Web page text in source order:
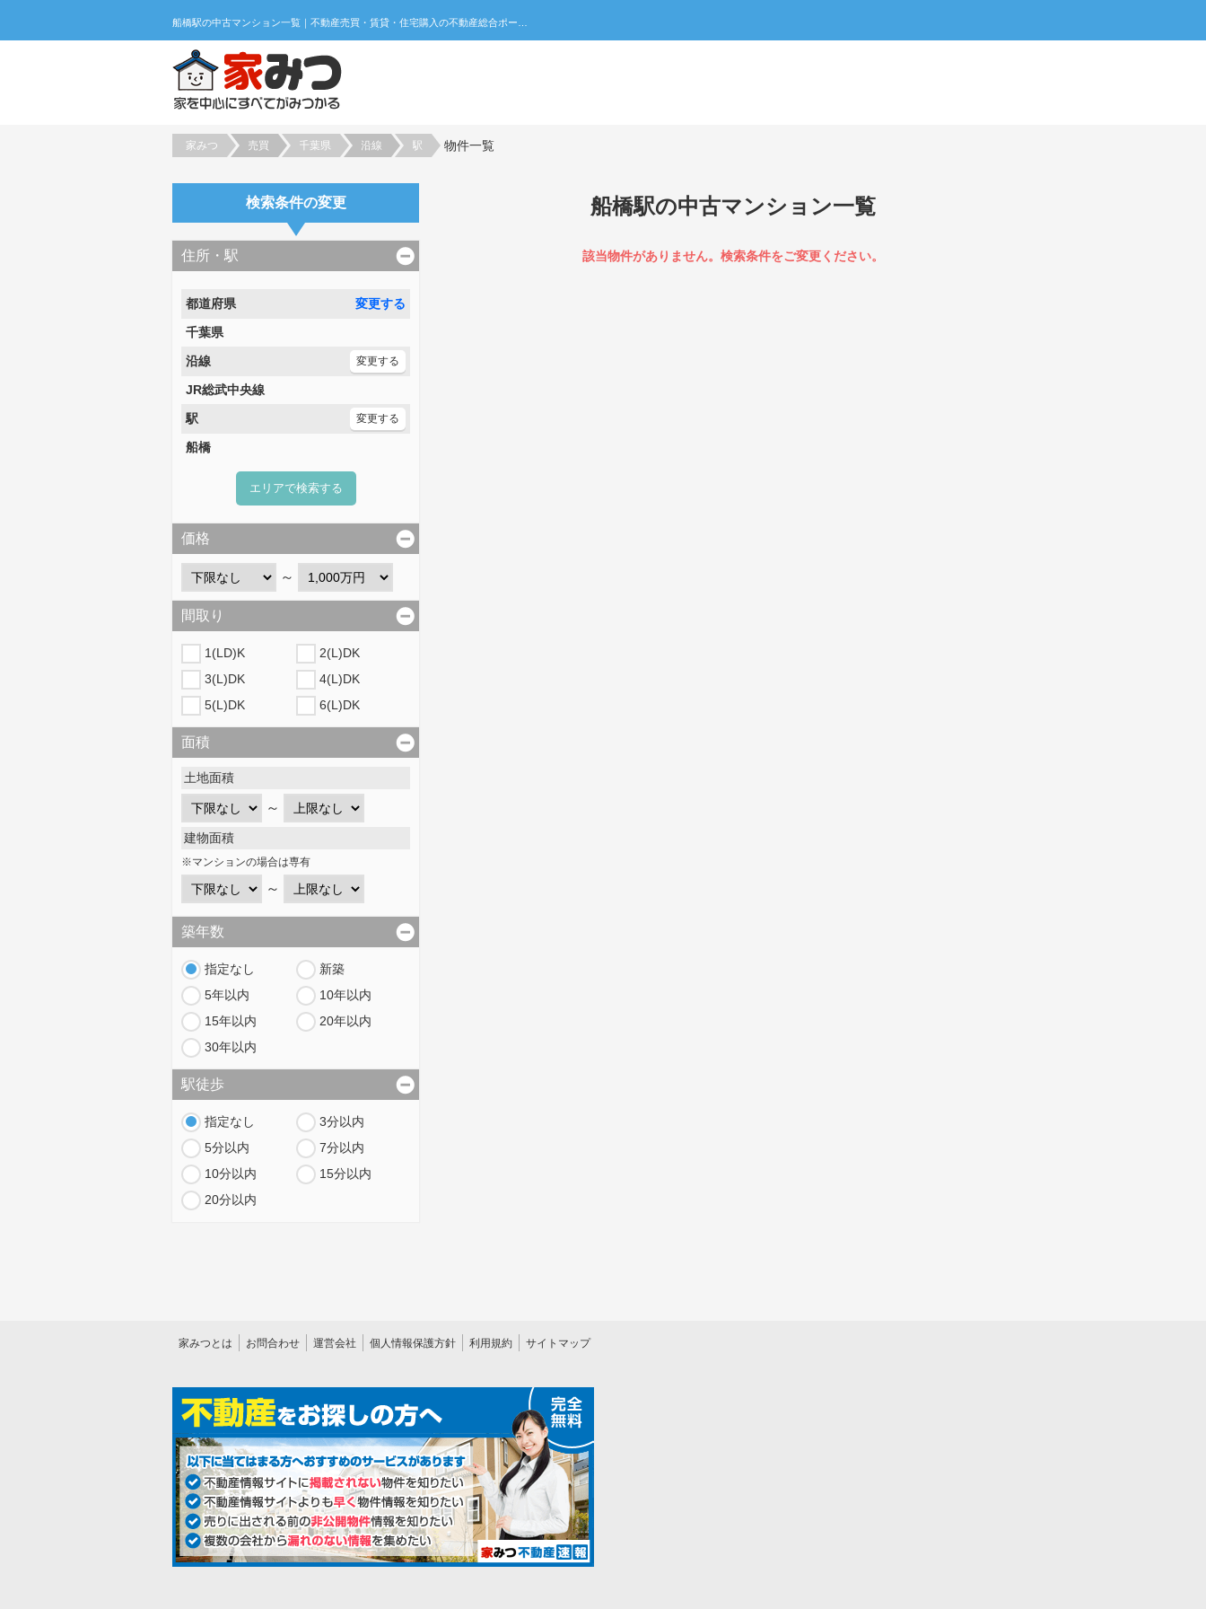
家みつ 売買 千葉県 沿線 駅 物件一覧
検索条件の変更
住所・駅
都道府県
変更する
千葉県
沿線
変更する
JR総武中央線
駅
変更する
船橋
エリアで検索する
価格
～
間取り
1(LD)K
2(L)DK
3(L)DK
4(L)DK
5(L)DK
6(L)DK
面積
土地面積
～
建物面積
※マンションの場合は専有
～
築年数
指定なし
新築
5年以内
10年以内
15年以内
20年以内
30年以内
駅徒歩
指定なし
3分以内
5分以内
7分以内
10分以内
15分以内
20分以内
船橋駅の中古マンション一覧
該当物件がありません。検索条件をご変更ください。
家みつとは お問合わせ 運営会社 個人情報保護方針 利用規約 サイトマップ